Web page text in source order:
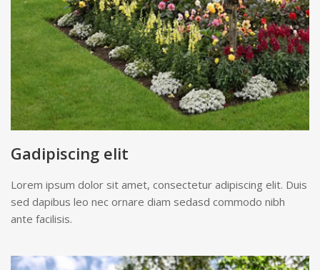
Gadipiscing elit
Lorem ipsum dolor sit amet, consectetur adipiscing elit. Duis
sed dapibus leo nec ornare diam sedasd commodo nibh
ante facilisis.